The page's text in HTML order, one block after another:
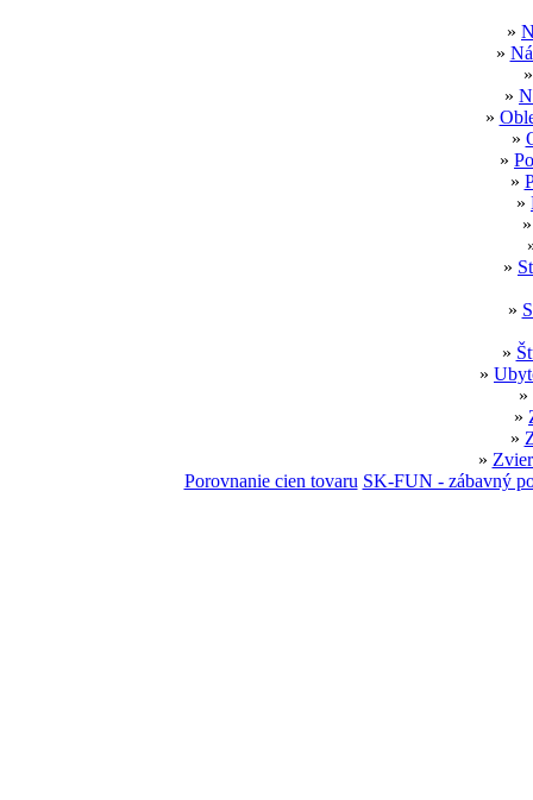
»
»
»
»
»
»
»
»
»
»
»
»
»
»
»
»
Porovnanie cien tovaru SK-FUN - zábavný